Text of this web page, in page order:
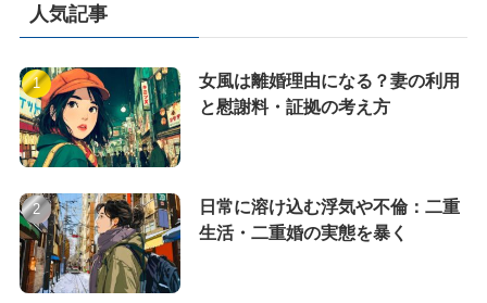
人気記事
女風は離婚理由になる？妻の利用
と慰謝料・証拠の考え方
日常に溶け込む浮気や不倫：二重
生活・二重婚の実態を暴く